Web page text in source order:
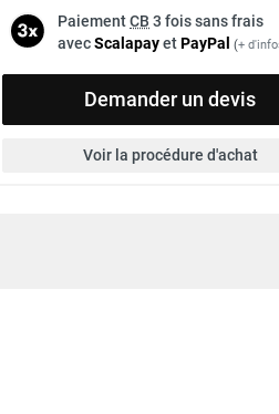
PaiementCB 3 fois sans frais
avecScalapayetPayPal (+
Demander un devis
Voir la procédure d'achat